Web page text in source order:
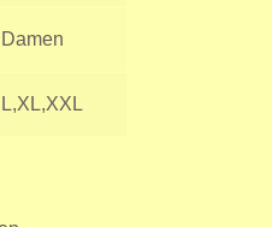
Damen
L,XL,XXL